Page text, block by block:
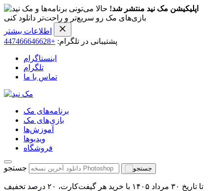
اپلیکیشن مک نید منتشر شد! حالا می‌تونی برنامه‌ها و
بازی‌های مک رو سریع‌تر و راحت‌تر دانلود کنی
اطلاعات بیشتر
پشتیبانی در تلگرام: +447466646628
اینستاگرام
تلگرام
تماس با ما
برنامه‌های مک
بازی‌های مک
آموزش‌ها
ویدیو‌ها
فروشگاه
جستجو
تا تاریخ ۳۰ مرداد ۱۴۰۵ با خرید هر گیفت‌کارت، ۲۰ درصد تخفیف